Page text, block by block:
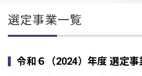
選定事業一覧
令和６（2024）年度 選定事